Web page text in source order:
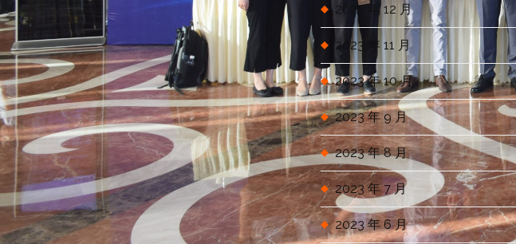
2023 年 12 月
2023 年 11 月
2023 年 10 月
2023 年 9 月
2023 年 8 月
2023 年 7 月
2023 年 6 月